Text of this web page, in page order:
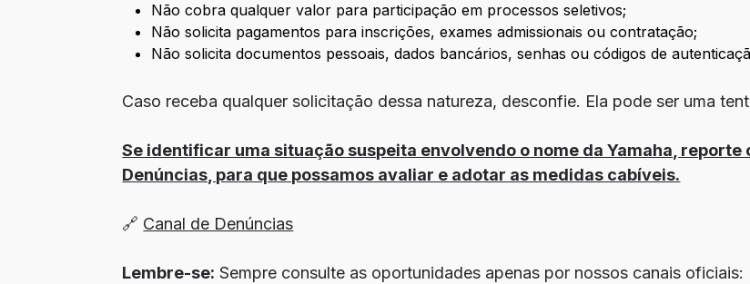
Não cobra qualquer valor para participação em processos seletivos;
Não solicita pagamentos para inscrições, exames admissionais ou contratação;
Não solicita documentos pessoais, dados bancários, senhas ou códigos de
Caso receba qualquer solicitação dessa natureza, desconfie. Ela pode ser uma
Se identificar uma situação suspeita envolvendo o nome da Yamaha, reporte
Denúncias, para que possamos avaliar e adotar as medidas cabíveis.
🔗 Canal de Denúncias
Lembre-se: Sempre consulte as oportunidades apenas por nossos canais oficiais: